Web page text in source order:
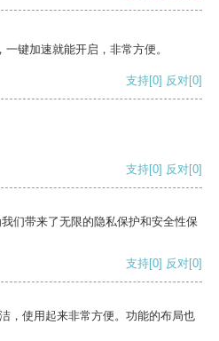
键加速就能开启，非常方便。
支持[0] 反对[0]
支持[0] 反对[0]
们带来了无限的隐私保护和安全性保
支持[0] 反对[0]
，使用起来非常方便。功能的布局也